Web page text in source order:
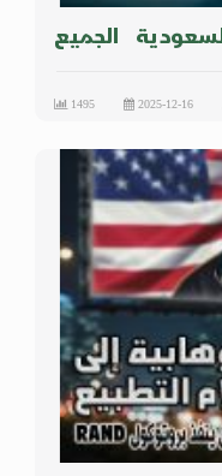
الجميع
2025-12-16
1495